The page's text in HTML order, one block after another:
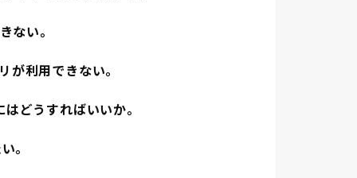
ない。
利用できない。
どうすればいいか。
。